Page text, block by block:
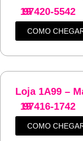
19
97420-5542
COMO
Loja 1A99 –
19
97416-1742
COMO